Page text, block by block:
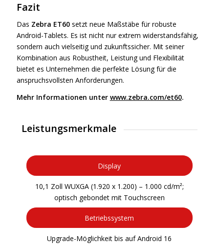
Fazit
Das Zebra ET60setzt neue Maßstäbe für robuste
Android-Tablets. Es ist nicht nur extrem widerstandsfähig,
sondern auch vielseitig und zukunftssicher. Mit seiner
Kombination aus Robustheit, Leistung und Flexibilität
bietet es Unternehmen die perfekte Lösung für die
anspruchsvollsten Anforderungen.
Mehr Informationen unter www.zebra.com/et60.
Leistungsmerkmale
Display
10,1 Zoll WUXGA (1.920 x 1.200) – 1.000 cd/m²;
optisch gebondet mit Touchscreen
Betriebssystem
Upgrade-Möglichkeit bis auf Android 16